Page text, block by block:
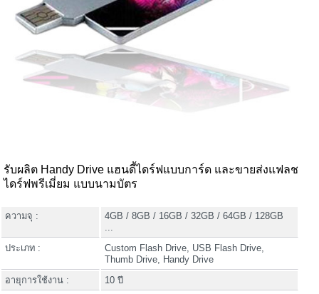
รับผลิต Handy Drive แฮนดี้ไดร์ฟแบบการ์ด และขายส่งแฟลช
ไดร์ฟพรีเมี่ยม แบบนามบัตร
ความจุ :
4GB / 8GB / 16GB / 32GB / 64GB / 128GB
ประเภท :
Custom Flash Drive, USB Flash Drive,
Thumb Drive, Handy Drive
อายุการใช้งาน :
10 ปี